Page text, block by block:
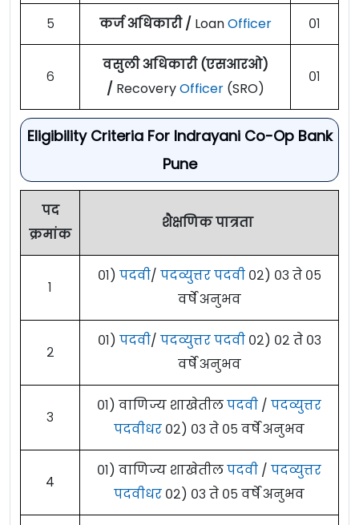
५ कर्ज अधिकारी / LoanOfficer ०१
६
वसुली अधिकारी (एसआरओ)
/ RecoveryOfficer(SRO)
०१
Eligibility Criteria For Indrayani Co-Op Bank
Pune
पद
क्रमांक
शैक्षणिक पात्रता
१
०१) पदवी/ पदव्युत्तर पदवी०२) ०३ ते ०५
वर्षे अनुभव
२
०१) पदवी/ पदव्युत्तर पदवी०२) ०२ ते ०३
वर्षे अनुभव
३
०१) वाणिज्य शाखेतीलपदवी / पदव्युत्तर
पदवीधर ०२) ०३ ते ०५ वर्षे अनुभव
४
०१) वाणिज्य शाखेतीलपदवी / पदव्युत्तर
पदवीधर ०२) ०३ ते ०५ वर्षे अनुभव